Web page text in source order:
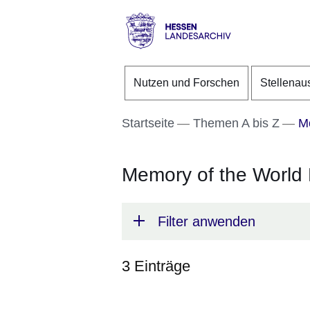
Direkt zum Kopf der
Direkt zum Inhalt
Direkt zum Fuß der
Landesarchiv
Nutzen und Forschen
Startseite Themen A bis Z
Memory of the World
Filter anwenden
3 Einträge